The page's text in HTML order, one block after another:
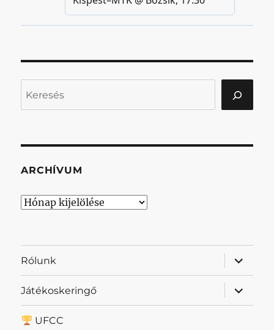
ARCHÍVUM
Archívum
Rólunk
almenü
Játékoskeringő
almenü
UFCC